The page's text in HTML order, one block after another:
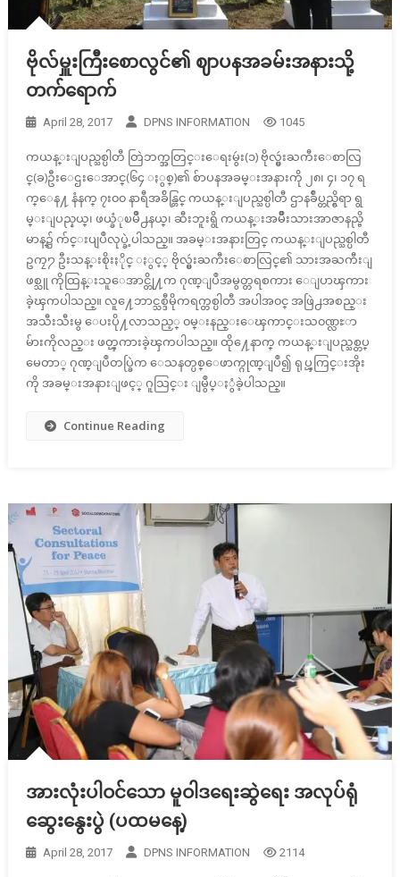
ဗိုလ်မှူးကြီးစောလွင်၏ ဈာပနအခမ်းအနားသို့
တက်ရောက်
April 28, 2017 DPNS INFORMATION 1045
ကယန္းျပည္သစ္ပါတီ တြဲဘက္အတြင္းေရးမွဴး(၁) ဗိုလ္မွဴးႀကီးေစာလြ
င္(ခ)ဦးေဌးေအာင္(၆၄ ႏွစ္)၏ စ်ာပနအခမ္းအနားကို ၂၈၊ ၄၊ ၁၇ ရ
က္ေန႔ နံနက္ ၇း၀၀ နာရီအခ်ိန္တြင္ ကယန္းျပည္သစ္ပါတီ ဌာနခ်ဳပ္တည္ရွိရာ ရွ
မ္းျပည္နယ္၊ ဖယ္ခံုၿမိဳ႕နယ္၊ ဆီးဘူးရွိ ကယန္းအမ်ိဳးသားအာဇာနည္ဗိ
မာန္၌ က်င္းပျပဳလုပ္ခဲ့ပါသည္။ အခမ္းအနားတြင္ ကယန္းျပည္သစ္ပါတီ
ဥကၠ႒ ဦးသန္းစိုးႏိုင္ ႏွင့္ ဗိုလ္မွဴးႀကီးေစာလြင္၏ သားအႀကီးျ
ဖစ္သူ ကိုထြန္းသူေအာင္တို႔က ဂုဏ္ျပဳအမွတ္တရစကား ေျပာၾကား
ခဲ့ၾကပါသည္။ လူ႔ေဘာင္သစ္ဒီမိုကရက္တစ္ပါတီ အပါအ၀င္ အဖြဲ႕အစည္း
အသီးသီးမွ ေပးပို႔လာသည့္ ၀မ္းနည္းေၾကာင္းသ၀ဏ္လႊာ
မ်ားကိုလည္း ဖတ္ၾကားခဲ့ၾကပါသည္။ ထို႔ေနာက္ ကယန္းျပည္သစ္တပ္
မေတာ္ ဂုဏ္ျပဳတပ္ခြဲက ေသနတ္ပစ္ေဖာက္ဂုဏ္ျပဳ၍ ရုပ္ၾကြင္းအိုး
ကို အခမ္းအနားျဖင့္ ဂူသြင္း ျမွဳပ္ႏွံခဲ့ပါသည္။
Continue Reading
အားလုံးပါဝင်သော မူဝါဒရေးဆွဲရေး အလုပ်ရုံ
ဆွေးနွေးပွဲ (ပထမနေ့)
April 28, 2017 DPNS INFORMATION 2114